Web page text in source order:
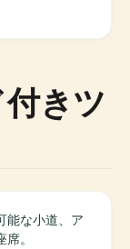
きツ
能な小道、ア
。